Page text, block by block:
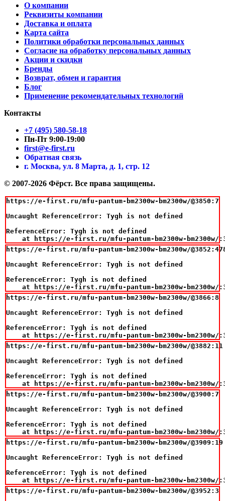
О компании
Реквизиты компании
Доставка и оплата
Карта сайта
Политики обработки персональных данных
Согласие на обработку персональных данных
Акции и скидки
Бренды
Возврат, обмен и гарантия
Блог
Применение рекомендательных технологий
Контакты
+7 (495) 580-58-18
Пн-Пт 9:00-19:00
first@e-first.ru
Обратная связь
г. Москва, ул. 8 Марта, д. 1, стр. 12
© 2007-2026 Фёрст. Все права защищены.
https://e-first.ru/mfu-pantum-bm2300w-bm2300w/@3850:7
Uncaught ReferenceError: Tygh is not defined
ReferenceError: Tygh is not defined
at https://e-first.ru/mfu-pantum-bm2300w-bm2300w/
https://e-first.ru/mfu-pantum-bm2300w-bm2300w/
Uncaught ReferenceError: Tygh is not defined
ReferenceError: Tygh is not defined
at https://e-first.ru/mfu-pantum-bm2300w-bm2300w/
https://e-first.ru/mfu-pantum-bm2300w-bm2300w/@3866:8
Uncaught ReferenceError: Tygh is not defined
ReferenceError: Tygh is not defined
at https://e-first.ru/mfu-pantum-bm2300w-bm2300w/
https://e-first.ru/mfu-pantum-bm2300w-bm2300w/@3882:11
Uncaught ReferenceError: Tygh is not defined
ReferenceError: Tygh is not defined
at https://e-first.ru/mfu-pantum-bm2300w-bm2300w/
https://e-first.ru/mfu-pantum-bm2300w-bm2300w/@3900:7
Uncaught ReferenceError: Tygh is not defined
ReferenceError: Tygh is not defined
at https://e-first.ru/mfu-pantum-bm2300w-bm2300w/
https://e-first.ru/mfu-pantum-bm2300w-bm2300w/@3909:19
Uncaught ReferenceError: Tygh is not defined
ReferenceError: Tygh is not defined
at https://e-first.ru/mfu-pantum-bm2300w-bm2300w/
https://e-first.ru/mfu-pantum-bm2300w-bm2300w/@3952:3